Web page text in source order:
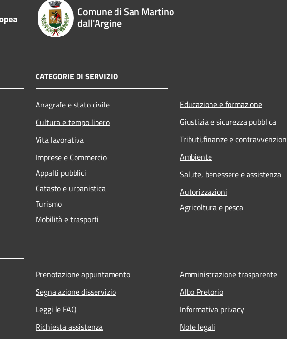
Comune di San Martino
dall'Argine
CATEGORIE DI SERVIZIO
Anagrafe e stato civile
Cultura e tempo libero
Vita lavorativa
Imprese e Commercio
Appalti pubblici
Catasto e urbanistica
Turismo
Mobilità e trasporti
Educazione e formazione
Giustizia e sicurezza pubblica
Tributi,finanze e
Ambiente
Salute, benessere e assistenza
Autorizzazioni
Agricoltura e pesca
Prenotazione appuntamento
Segnalazione disservizio
Leggi le FAQ
Richiesta assistenza
Amministrazione trasparente
Albo Pretorio
Informativa privacy
Note legali